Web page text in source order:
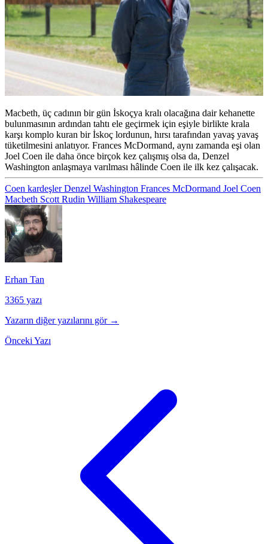
Macbeth, üç cadının bir gün İskoçya kralı olacağına dair kehanette
bulunmasının ardından tahtı ele geçirmek için eşiyle birlikte krala
karşı komplo kuran bir İskoç lordunun, hırsı tarafından yavaş yavaş
tüketilmesini anlatıyor. Frances McDormand, aynı zamanda eşi olan
Joel Coen ile daha önce birçok kez çalışmış olsa da, Denzel
Washington anlaşmaya varılması hâlinde Coen ile ilk kez çalışacak.
Coen kardeşlerDenzel Washington Frances McDormand Joel Coen
Macbeth Scott Rudin William Shakespeare
Erhan Tan
3365 yazı
Yazarın diğer yazılarını gör →
Önceki Yazı